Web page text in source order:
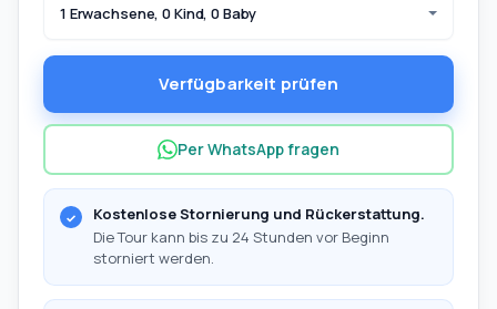
1 Erwachsene, 0 Kind, 0 Baby
Verfügbarkeit prüfen
Per WhatsApp fragen
Kostenlose Stornierung und Rückerstattung.
Die Tour kann bis zu 24 Stunden vor Beginn
storniert werden.